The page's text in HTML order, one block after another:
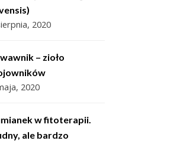
2020
– zioło
2020
w fitoterapii.
ale bardzo